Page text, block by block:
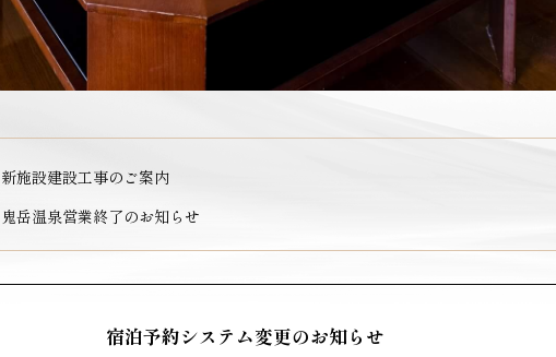
新施設建設工事のご案内
鬼岳温泉営業終了のお知らせ
宿泊予約システム変更のお知らせ